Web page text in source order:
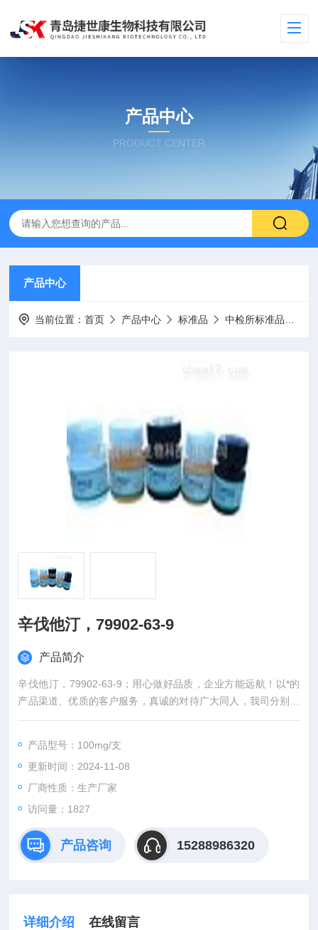
产品中心
PRODUCT CENTER
产品中心
当前位置：首页 产品中心 标准品 中检所标准品
辛伐他汀，79902-63-9
产品简介
辛伐他汀，79902-63-9；用心做好品质，企业方能远航！以*的
产品渠道、优质的客户服务，真诚的对待广大同人，我司分别在
上海、武汉，等城市设有专业实验室，竭诚服务每位科研工作
产品型号：100mg/支
更新时间：2024-11-08
厂商性质：生产厂家
访问量：1827
产品咨询 15288986320
详细介绍 在线留言